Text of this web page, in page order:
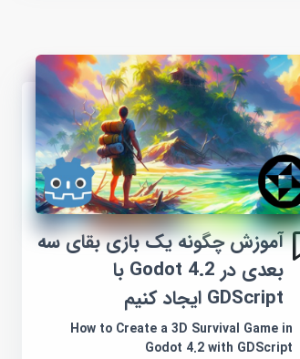
آموزش چگونه یک بازی بقای سه
بعدی در Godot 4.2 با
GDScript ایجاد کنیم
How to Create a 3D Survival Game in
Godot 4.2 with GDScript